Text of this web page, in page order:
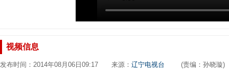
视频信息
发布时间：2014年08月06日09:17 来源： 辽宁电视台 (责编：孙晓璇)